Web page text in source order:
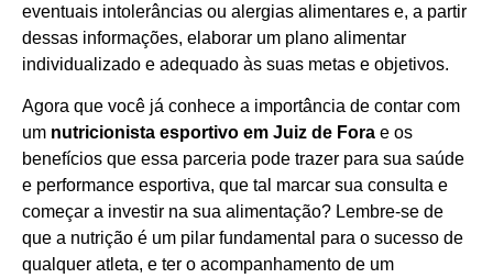
eventuais intolerâncias ou alergias alimentares e, a partir
dessas informações, elaborar um plano alimentar
individualizado e adequado às suas metas e objetivos.
Agora que você já conhece a importância de contar com
um nutricionista esportivo em Juiz de Fora e os
benefícios que essa parceria pode trazer para sua saúde
e performance esportiva, que tal marcar sua consulta e
começar a investir na sua alimentação? Lembre-se de
que a nutrição é um pilar fundamental para o sucesso de
qualquer atleta, e ter o acompanhamento de um